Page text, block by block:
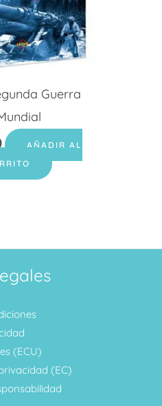
Guerra
AÑADIR AL
(ECU)
(EC)